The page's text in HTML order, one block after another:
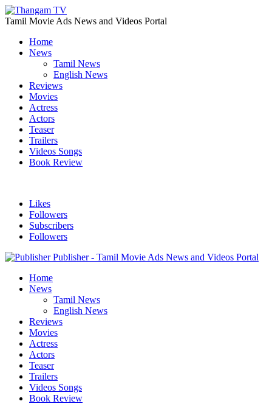
Tamil Movie Ads News and Videos Portal
Home
News
Tamil News
English News
Reviews
Movies
Actress
Actors
Teaser
Trailers
Videos Songs
Book Review
Likes
Followers
Subscribers
Followers
Publisher - Tamil Movie Ads News and Videos Portal
Home
News
Tamil News
English News
Reviews
Movies
Actress
Actors
Teaser
Trailers
Videos Songs
Book Review